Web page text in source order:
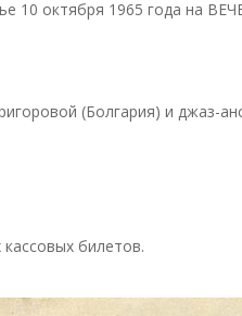
10 октября 1965 года на
(Болгария) и джаз-
билетов.